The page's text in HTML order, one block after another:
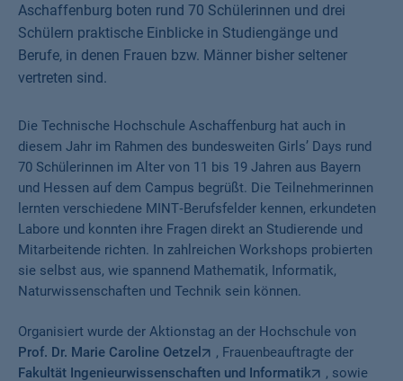
Aschaffenburg boten rund 70 Schülerinnen und drei
Schülern praktische Einblicke in Studiengänge und
Berufe, in denen Frauen bzw. Männer bisher seltener
vertreten sind.
Die Technische Hochschule Aschaffenburg hat auch in
diesem Jahr im Rahmen des bundesweiten Girls’ Days rund
70 Schülerinnen im Alter von 11 bis 19 Jahren aus Bayern
und Hessen auf dem Campus begrüßt. Die Teilnehmerinnen
lernten verschiedene MINT‑Berufsfelder kennen, erkundeten
Labore und konnten ihre Fragen direkt an Studierende und
Mitarbeitende richten. In zahlreichen Workshops probierten
sie selbst aus, wie spannend Mathematik, Informatik,
Naturwissenschaften und Technik sein können.
Organisiert wurde der Aktionstag an der Hochschule von
Prof. Dr. Marie Caroline Oetzel
, Frauenbeauftragte der
Fakultät Ingenieurwissenschaften und Informatik
, sowie